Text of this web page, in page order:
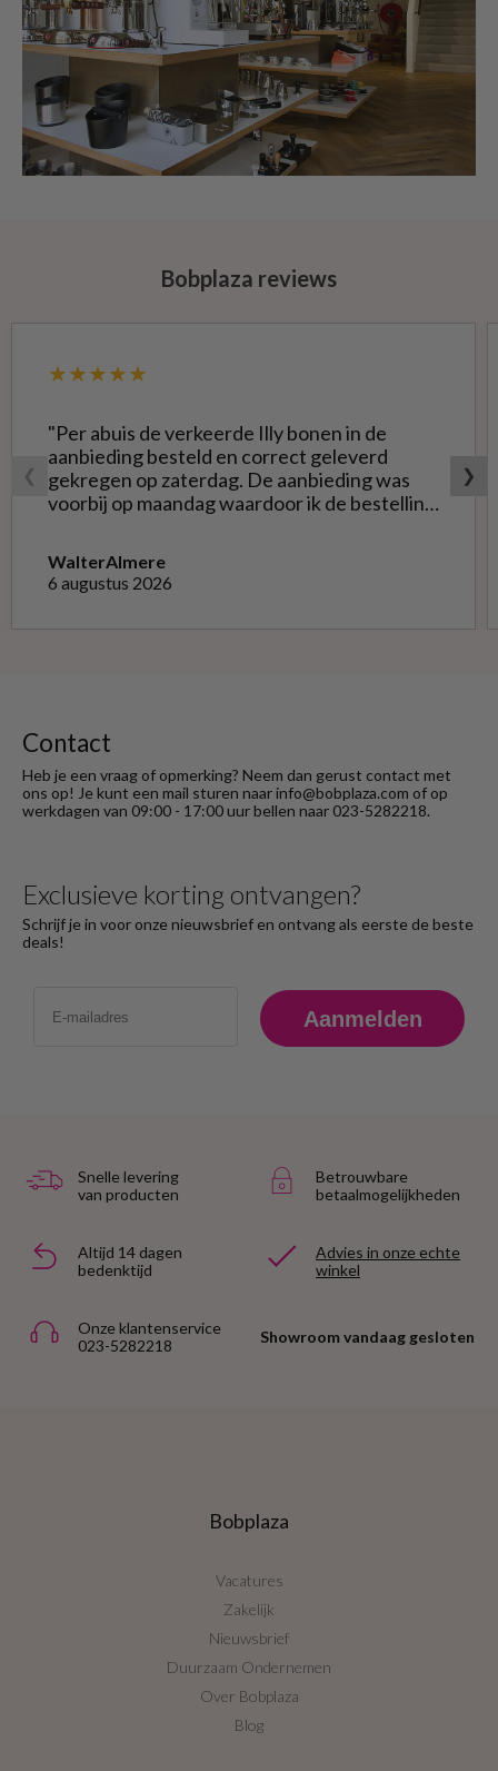
Bobplaza reviews
❮
★★★★★
"Per abuis de verkeerde Illy bonen in de
aanbieding besteld en correct geleverd
gekregen op zaterdag. De aanbieding was
voorbij op maandag waardoor ik de bestelling
worden voor de goede; dat kon misschien in
Haarlem bij de winkel. Op meerdere mails
WalterAlmere
6 augustus 2026
❯
Contact
Heb je een vraag of opmerking? Neem dan gerust contact met
ons op! Je kunt een mail sturen naar info@bobplaza.com of op
werkdagen van 09:00 - 17:00 uur bellen naar 023-5282218.
Exclusieve korting ontvangen?
Schrijf je in voor onze nieuwsbrief en ontvang als eerste de beste
deals!
Aanmelden
Snelle levering
van producten
Betrouwbare
betaalmogelijkheden
Altijd 14 dagen
bedenktijd
Advies in onze echte
winkel
Onze klantenservice
023-5282218
Showroom vandaag gesloten
Bobplaza
Vacatures
Zakelijk
Nieuwsbrief
Duurzaam Ondernemen
Over Bobplaza
Blog